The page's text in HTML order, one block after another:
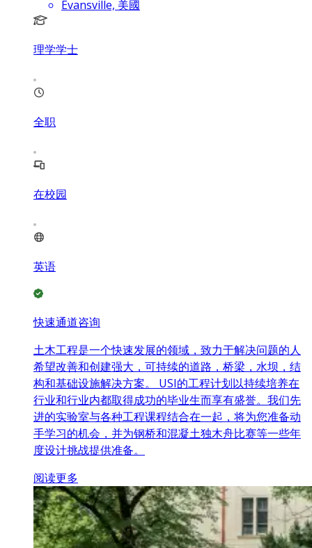
Evansville, 美國
理学学士
全职
在校园
英语
快速通道咨询
土木工程是一个快速发展的领域，致力于解决问题的人
希望改善和创建强大，可持续的道路，桥梁，水坝，结
构和基础设施解决方案。 USI的工程计划以持续培养在
行业和行业内都取得成功的毕业生而享有盛誉。我们先
进的实验室与各种工程课程结合在一起，将为您准备动
手学习的机会，并为钢桥和混凝土独木舟比赛等一些年
度设计挑战提供准备。
阅读更多